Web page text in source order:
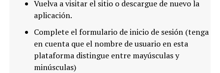
Vuelva a visitar el sitio o descargue de nuevo la
aplicación.
Complete el formulario de inicio de sesión (tenga
en cuenta que el nombre de usuario en esta
plataforma distingue entre mayúsculas y
minúsculas)